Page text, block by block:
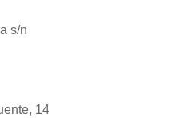
s/n
14